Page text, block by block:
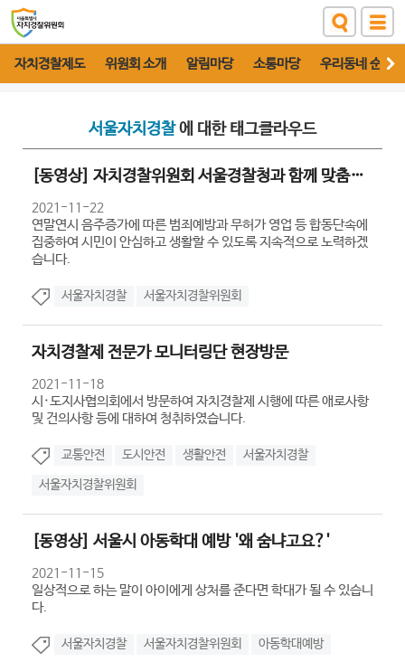
자치경찰제도 위원회 소개 알림마당 소통마당 우리동네 순찰대
서울자치경찰에 대한 태그클라우드
[동영상] 자치경찰위원회 서울경찰청과 함께 맞춤형 치안활동 강화
2021-11-22
연말연시 음주증가에 따른 범죄예방과 무허가 영업 등 합동단속에
집중하여 시민이 안심하고 생활할 수 있도록 지속적으로 노력하겠
습니다.
서울자치경찰 서울자치경찰위원회
자치경찰제 전문가 모니터링단 현장방문
2021-11-18
시·도지사협의회에서 방문하여 자치경찰제 시행에 따른 애로사항
및 건의사항 등에 대하여 청취하였습니다.
교통안전 도시안전 생활안전 서울자치경찰
서울자치경찰위원회
[동영상] 서울시 아동학대 예방 '왜 숨냐고요?'
2021-11-15
일상적으로 하는 말이 아이에게 상처를 준다면 학대가 될 수 있습니
다.
서울자치경찰 서울자치경찰위원회 아동학대예방